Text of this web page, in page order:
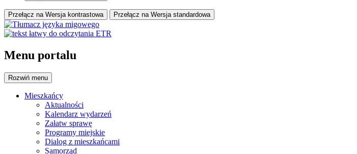
Przełącz na Wersja kontrastowa Przełącz na Wersja standardowa
Menu portalu
Rozwiń menu
Mieszkańcy
Aktualności
Kalendarz wydarzeń
Załatw sprawę
Programy miejskie
Dialog z mieszkańcami
Samorząd